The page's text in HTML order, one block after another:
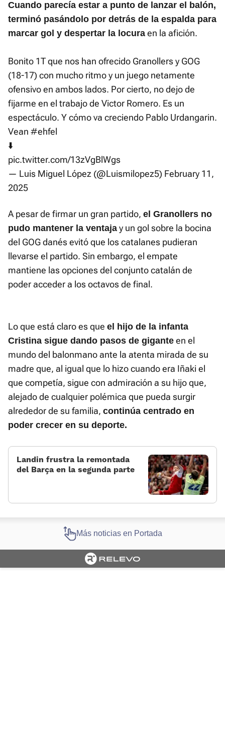
Cuando parecía estar a punto de lanzar el balón,
terminó pasándolo por detrás de la espalda para
marcar gol y despertar la locura en la afición.
Bonito 1T que nos han ofrecido Granollers y GOG
(18-17) con mucho ritmo y un juego netamente
ofensivo en ambos lados. Por cierto, no dejo de
fijarme en el trabajo de Victor Romero. Es un
espectáculo. Y cómo va creciendo Pablo Urdangarin.
Vean #ehfel
⬇️
pic.twitter.com/13zVgBlWgs
— Luis Miguel López (@Luismilopez5) February 11,
2025
A pesar de firmar un gran partido, el Granollers no
pudo mantener la ventaja y un gol sobre la bocina
del GOG danés evitó que los catalanes pudieran
llevarse el partido. Sin embargo, el empate
mantiene las opciones del conjunto catalán de
poder acceder a los octavos de final.
Lo que está claro es que el hijo de la infanta
Cristina sigue dando pasos de gigante en el
mundo del balonmano ante la atenta mirada de su
madre que, al igual que lo hizo cuando era Iñaki el
que competía, sigue con admiración a su hijo que,
alejado de cualquier polémica que pueda surgir
alrededor de su familia, continúa centrado en
poder crecer en su deporte.
Landin frustra la remontada
del Barça en la segunda parte
Más noticias en Portada